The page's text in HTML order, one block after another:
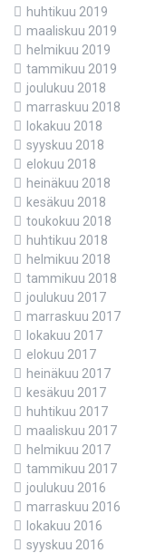
huhtikuu 2019
maaliskuu 2019
helmikuu 2019
tammikuu 2019
joulukuu 2018
marraskuu 2018
lokakuu 2018
syyskuu 2018
elokuu 2018
heinäkuu 2018
kesäkuu 2018
toukokuu 2018
huhtikuu 2018
helmikuu 2018
tammikuu 2018
joulukuu 2017
marraskuu 2017
lokakuu 2017
elokuu 2017
heinäkuu 2017
kesäkuu 2017
huhtikuu 2017
maaliskuu 2017
helmikuu 2017
tammikuu 2017
joulukuu 2016
marraskuu 2016
lokakuu 2016
syyskuu 2016